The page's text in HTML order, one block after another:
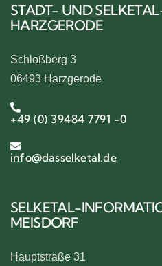
STADT- UND
HARZGERODE
Schloßberg 3
06493 Harzgerode
+49 (0) 39484 7791 -0
info@dasselketal.de
SELKETAL-
MEISDORF
Hauptstraße 31